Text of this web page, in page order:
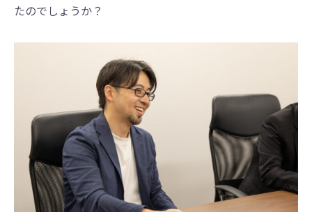
たのでしょうか？